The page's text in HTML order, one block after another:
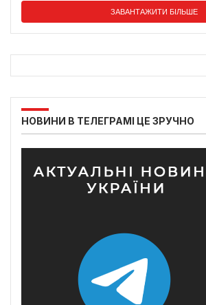
ЗАВАНТАЖИТИ БІЛЬШЕ
НОВИНИ В ТЕЛЕГРАМІ ЦЕ ЗРУЧНО